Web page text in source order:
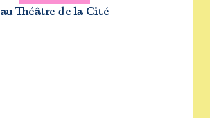
au Théâtre de la Cité